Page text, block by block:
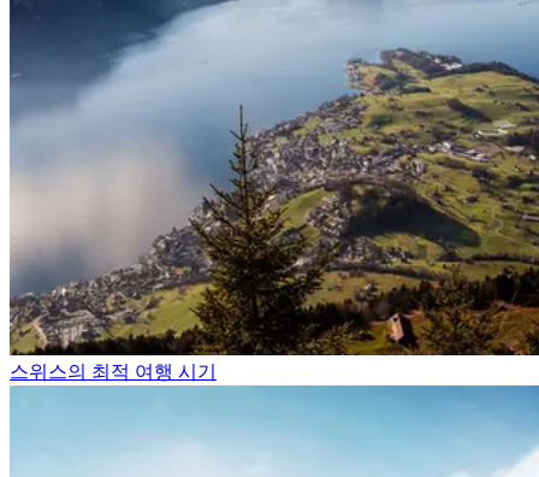
스위스의 최적 여행 시기